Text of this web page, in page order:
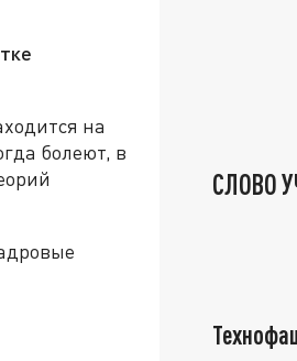
на
болеют, в
СЛОВО